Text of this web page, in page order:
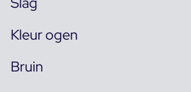
Kleur ogen
Bruin